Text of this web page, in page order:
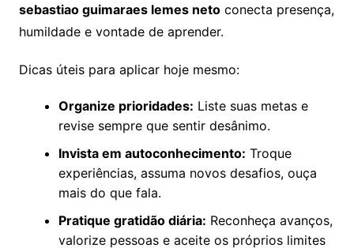
sebastiao guimaraes lemes netoconecta presença,
humildade e vontade de aprender.
Dicas úteis para aplicar hoje mesmo:
Organize prioridades: Liste suas metas e
revise sempre que sentir desânimo.
Invista em autoconhecimento: Troque
experiências, assuma novos desafios, ouça
mais do que fala.
Pratique gratidão diária: Reconheça avanços,
valorize pessoas e aceite os próprios limites